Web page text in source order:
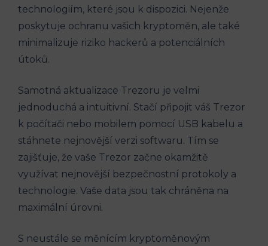
technologiím, které jsou k dispozici. Nejenže
poskytuje ochranu vašich kryptoměn, ale také
minimalizuje riziko hackerů a potenciálních
útoků.
Samotná aktualizace Trezoru je velmi
jednoduchá a intuitivní. Stačí připojit váš Trezor
k počítači nebo mobilem pomocí USB kabelu a
stáhnete nejnovější verzi softwaru. Tím se
zajišťuje, že vaše Trezor začne okamžitě
využívat nejnovější bezpečnostní protokoly a
technologie. Vaše data jsou tak chráněna na
maximální úrovni.
S neustále se měnícím kryptoměnovým